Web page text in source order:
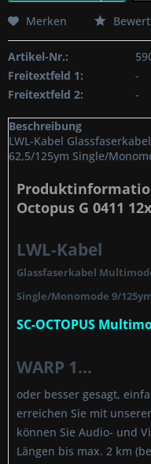
Merken
Artikel-Nr.:
Freitextfeld 1:
-
Freitextfeld 2:
-
Beschreibung
LWL-Kabel
62,5/125ym Single/
Octopus G 0411
LWL-Kabel
Glassfaserkabel
Single/Monomode 9/
SC-OCTOPUS
WARP 1...
oder besser gesagt,
erreichen Sie mit
können Sie Audio- und
Längen bis max. 2 km